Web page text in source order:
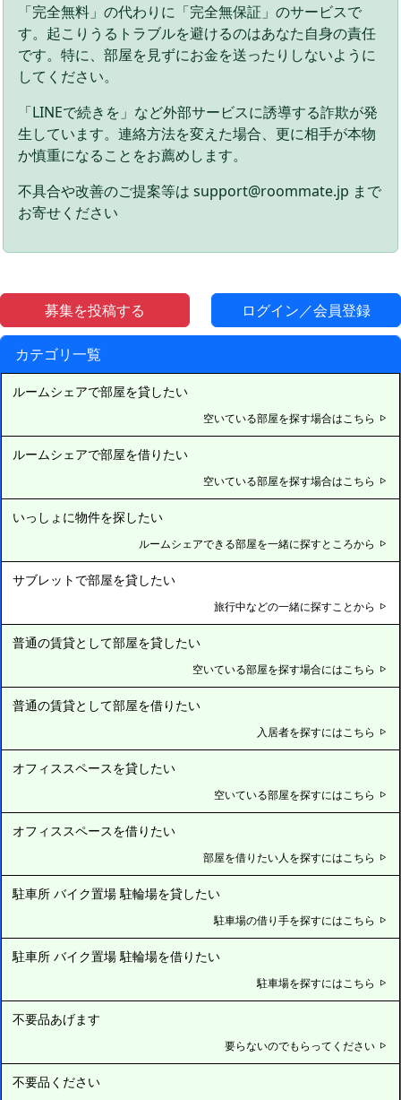
募集を投稿する ログイン／会員登録
カテゴリ一覧
ルームシェアで部屋を貸したい
空いている部屋を探す場合はこちら
ルームシェアで部屋を借りたい
空いている部屋を探す場合はこちら
いっしょに物件を探したい
ルームシェアできる部屋を一緒に探すところから
サブレットで部屋を貸したい
旅行中などの一緒に探すことから
普通の賃貸として部屋を貸したい
空いている部屋を探す場合にはこちら
普通の賃貸として部屋を借りたい
入居者を探すにはこちら
オフィススペースを貸したい
空いている部屋を探すにはこちら
オフィススペースを借りたい
部屋を借りたい人を探すにはこちら
駐車所 バイク置場 駐輪場を貸したい
駐車場の借り手を探すにはこちら
駐車所 バイク置場 駐輪場を借りたい
駐車場を探すにはこちら
不要品あげます
要らないのでもらってください
不要品ください
「完全無料」の代わりに「完全無保証」のサービスで
す。起こりうるトラブルを避けるのはあなた自身の責任
です。特に、部屋を見ずにお金を送ったりしないように
してください。
「LINEで続きを」など外部サービスに誘導する詐欺が発
生しています。連絡方法を変えた場合、更に相手が本物
か慎重になることをお薦めします。
不具合や改善のご提案等は support@roommate.jp まで
お寄せください